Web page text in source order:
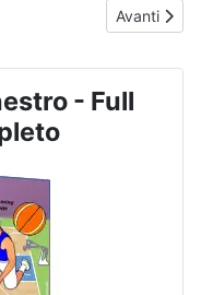
- N. 3074 - Articolo
Avanti
- Full